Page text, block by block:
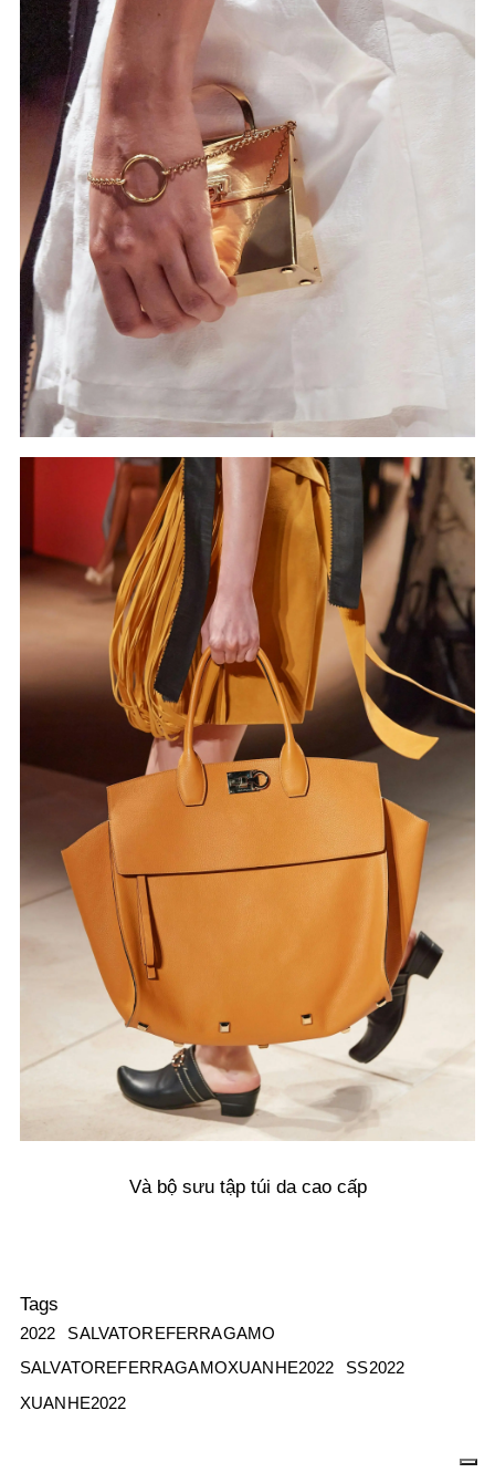
Và bộ sưu tập túi da cao cấp
Tags
2022
SALVATOREFERRAGAMO
SALVATOREFERRAGAMOXUANHE2022
SS2022
XUANHE2022